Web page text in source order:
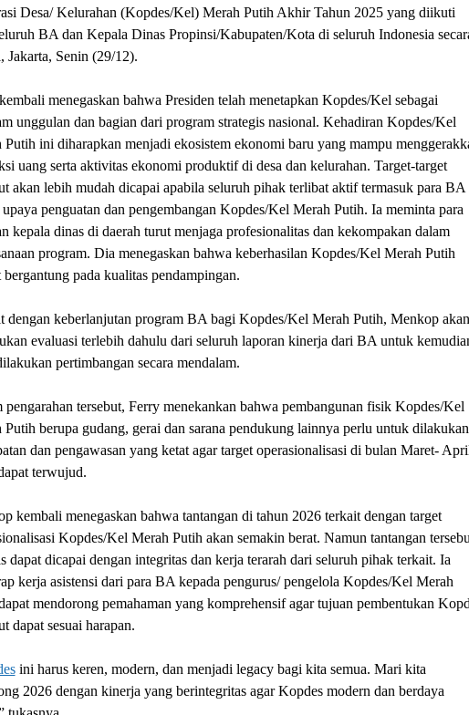
Desa/ Kelurahan (Kopdes/Kel) Merah Putih Akhir Tahun 2025 yang diikuti
BA dan Kepala Dinas Propinsi/Kabupaten/Kota di seluruh Indonesia
Jakarta, Senin (29/12).
menegaskan bahwa Presiden telah menetapkan Kopdes/Kel sebagai
unggulan dan bagian dari program strategis nasional. Kehadiran Kopdes/Kel
Putih ini diharapkan menjadi ekosistem ekonomi baru yang mampu
uang serta aktivitas ekonomi produktif di desa dan kelurahan. Target-target
akan lebih mudah dicapai apabila seluruh pihak terlibat aktif termasuk para BA
penguatan dan pengembangan Kopdes/Kel Merah Putih. Ia meminta para
kepala dinas di daerah turut menjaga profesionalitas dan kekompakan dalam
program. Dia menegaskan bahwa keberhasilan Kopdes/Kel Merah Putih
bergantung pada kualitas pendampingan.
dengan keberlanjutan program BA bagi Kopdes/Kel Merah Putih, Menkop akan
evaluasi terlebih dahulu dari seluruh laporan kinerja dari BA untuk
pertimbangan secara mendalam.
pengarahan tersebut, Ferry menekankan bahwa pembangunan fisik Kopdes/Kel
Putih berupa gudang, gerai dan sarana pendukung lainnya perlu untuk dilakukan
dan pengawasan yang ketat agar target operasionalisasi di bulan Maret-
terwujud.
kembali menegaskan bahwa tantangan di tahun 2026 terkait dengan target
Kopdes/Kel Merah Putih akan semakin berat. Namun tantangan
dapat dicapai dengan integritas dan kerja terarah dari seluruh pihak terkait. Ia
kerja asistensi dari para BA kepada pengurus/ pengelola Kopdes/Kel Merah
mendorong pemahaman yang komprehensif agar tujuan pembentukan
dapat sesuai harapan.
ini harus keren, modern, dan menjadi legacy bagi kita semua. Mari kita
2026 dengan kinerja yang berintegritas agar Kopdes modern dan berdaya